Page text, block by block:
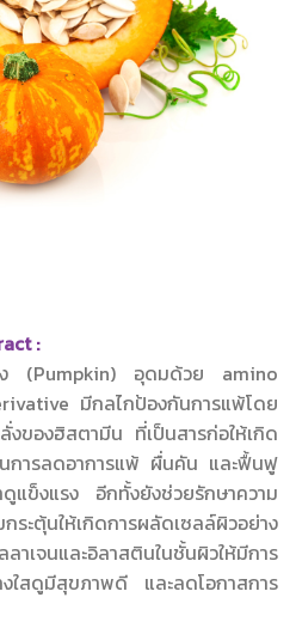
:
ง (Pumpkin) อุดมด้วย amino
มีกลไกป้องกันการแพ้โดย
ลั่งของฮิสตามีน ที่เป็นสารก่อให้เกิด
การลดอาการแพ้ ผื่นคัน และฟื้นฟู
แข็งแรง อีกทั้งยังช่วยรักษาความ
ะตุ้นให้เกิดการผลัดเซลล์ผิวอย่าง
เจนและอิลาสตินในชั้นผิวให้มีการ
ใสดูมีสุขภาพดี และลดโอกาสการ